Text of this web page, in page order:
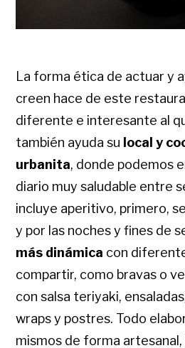
La forma ética de actuar y
creen hace de este
diferente e interesante al
también ayuda su local y
urbanita, donde podemos
diario muy saludable entre
incluye aperitivo, primero,
y por las noches y fines de
más dinámica con
compartir, como bravas o
con salsa teriyaki,
wraps y postres. Todo
mismos de forma